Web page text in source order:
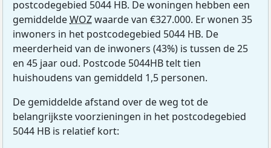
postcodegebied 5044 HB. De woningen hebben een
gemiddeldeWOZwaarde van €327.000. Er wonen 35
inwoners in het postcodegebied 5044 HB. De
meerderheid van de inwoners (43%) is tussen de 25
en 45 jaar oud. Postcode 5044HB telt tien
huishoudens van gemiddeld 1,5 personen.
De gemiddelde afstand over de weg tot de
belangrijkste voorzieningen in het postcodegebied
5044 HB is relatief kort: